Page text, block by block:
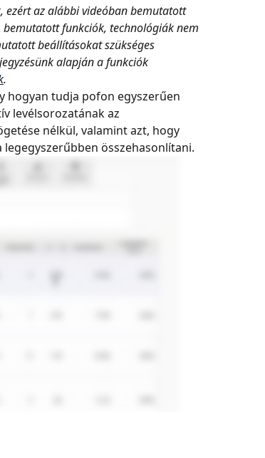
ezért az alábbi videóban bemutatott
funkciók, technológiák nem
beállításokat szükséges
alapján a funkciók
.
hogyan tudja pofon egyszerűen
levélsorozatának az
nélkül, valamint azt, hogy
összehasonlítani.